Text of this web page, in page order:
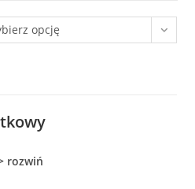
opcję
rozwiń